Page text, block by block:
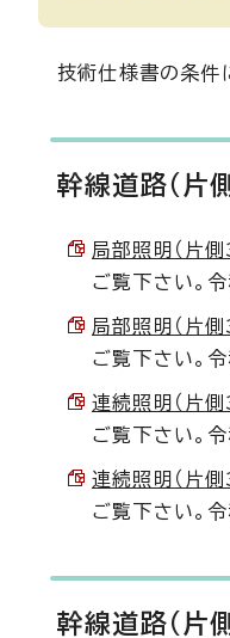
技術仕様書の条件
幹線道路（片
局部照明（片
ご覧下さい。
局部照明（片
ご覧下さい。
連続照明（片
ご覧下さい。
連続照明（片
ご覧下さい。
幹線道路(片